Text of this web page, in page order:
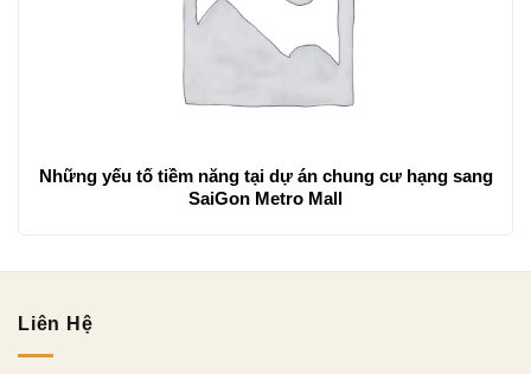
Những yếu tố tiềm năng tại dự án chung cư hạng sang
SaiGon Metro Mall
Liên Hệ